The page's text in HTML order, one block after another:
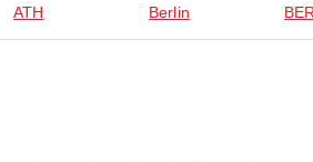
ATH Berlin BER